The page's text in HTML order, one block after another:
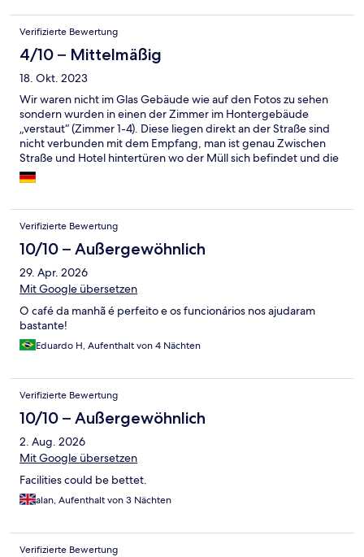
zweckmäsig eingerichtet. Aber kein 4 Sterne Standard eher so
zwei bis max. 3 Sterne Standard. Parken kostet 15 € pro Nacht
und Fahrzeug. Eird vorher auch nicht angegeben! Alles in allem
werden wir nicht mehr dort ünernachten.
Verifizierte Bewertung
4/10 – Mittelmäßig
18. Okt. 2023
Wir waren nicht im Glas Gebäude wie auf den Fotos zu sehen
sondern wurden in einen der Zimmer im Hontergebäude
„verstaut“ (Zimmer 1-4). Diese liegen direkt an der Straße sind
nicht verbunden mit dem Empfang, man ist genau Zwischen
Straße und Hotel hintertüren wo der Müll sich befindet und die
LKWs die Lieferungen lassen. Also konnte mann morgens direkt
durchs Fenster auf den Abfall und die Arbeiter die dort
nicht gut angebracht war (wie Toilettensitz, Papierhalter etc.),
die Badezimmertür konnte nicht geschlossen werden und die
Tür vom Zimmer ging manchmal auch nicht gleich zu. Eine Dame
vom Schalter war sehr nett, aber diese 2 min. einchecken sind
vom Allgemeinen Aufenthalt nicht relevant.
Verifizierte Bewertung
10/10 – Außergewöhnlich
29. Apr. 2026
Mit Google übersetzen
O café da manhã é perfeito e os funcionários nos ajudaram
bastante!
Eduardo H, Aufenthalt von 4 Nächten
Verifizierte Bewertung
10/10 – Außergewöhnlich
2. Aug. 2026
Mit Google übersetzen
Facilities could be bettet.
alan, Aufenthalt von 3 Nächten
Verifizierte Bewertung